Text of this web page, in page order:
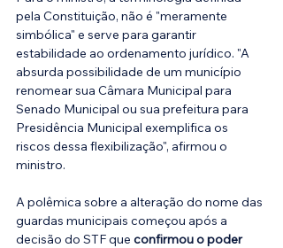
pela Constituição, não é "meramente
simbólica" e serve para garantir
estabilidade ao ordenamento jurídico. "A
absurda possibilidade de um município
renomear sua Câmara Municipal para
Senado Municipal ou sua prefeitura para
Presidência Municipal exemplifica os
riscos dessa flexibilização", afirmou o
ministro.
A polêmica sobre a alteração do nome das
guardas municipais começou após a
decisão do STF que confirmou o poder